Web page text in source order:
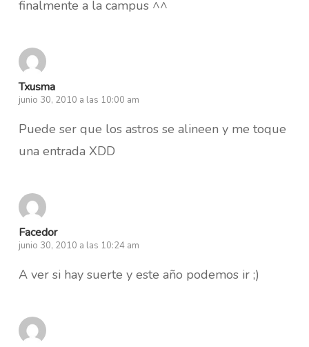
finalmente a la campus ^^
Txusma
junio 30, 2010 a las 10:00 am
Puede ser que los astros se alineen y me toque
una entrada XDD
Facedor
junio 30, 2010 a las 10:24 am
A ver si hay suerte y este año podemos ir ;)